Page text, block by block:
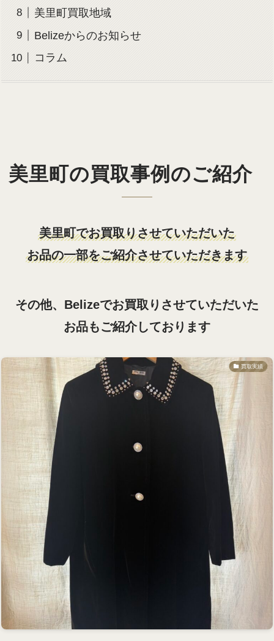
美里町買取地域
Belizeからのお知らせ
コラム
美里町の買取事例のご紹介
美里町でお買取りさせていただいた
お品の一部をご紹介させていただきます
その他、Belizeでお買取りさせていただいた
お品もご紹介しております
買取実績